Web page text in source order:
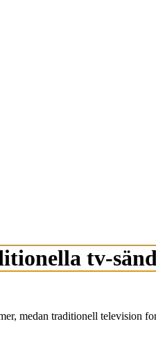
tv-
medan traditionell television